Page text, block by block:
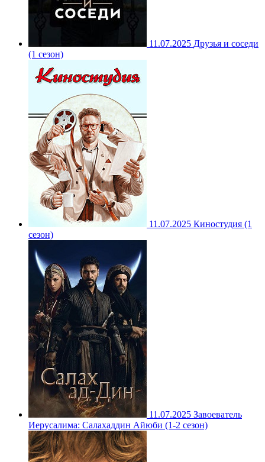
11.07.2025 Друзья и соседи
(1 сезон)
11.07.2025 Киностудия (1
сезон)
11.07.2025 Завоеватель
Иерусалима: Салахаддин Айюби (1-2 сезон)